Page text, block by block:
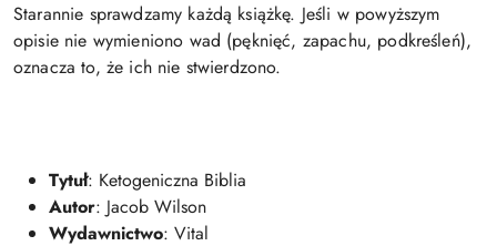
Starannie sprawdzamy każdą książkę. Jeśli w powyższym
opisie nie wymieniono wad (pęknięć, zapachu, podkreśleń),
oznacza to, że ich nie stwierdzono.
Tytuł: Ketogeniczna Biblia
Autor: Jacob Wilson
Wydawnictwo: Vital